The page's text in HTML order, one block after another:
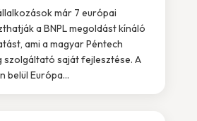
már 7 európai
a BNPL megoldást kínáló
ami a magyar Péntech
saját fejlesztése. A
belül Európa...